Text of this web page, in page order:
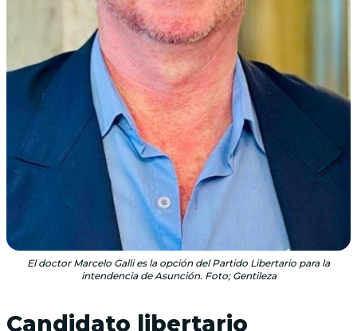
El doctor Marcelo Galli es la opción del Partido Libertario para la
intendencia de Asunción. Foto; Gentileza
Candidato libertario